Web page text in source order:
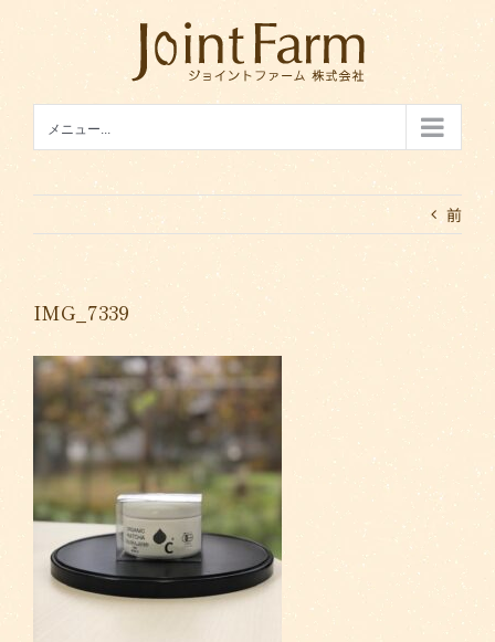
メニュー...
前
IMG_7339